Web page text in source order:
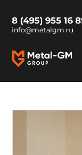
8 (495) 955 16
info@metalgm.ru